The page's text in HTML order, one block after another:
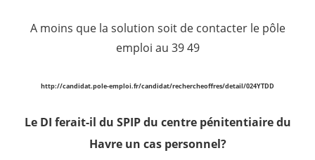
A moins que la solution soit de contacter le pôle
emploi au 39 49
http://candidat.pole-emploi.fr/candidat/rechercheoffres/detail/024YTDD
Le DI ferait-il du SPIP du centre pénitentiaire du
Havre un cas personnel?